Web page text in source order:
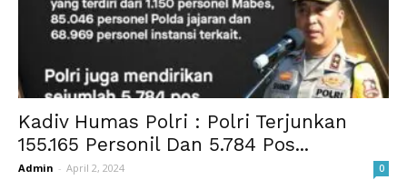
Kadiv Humas Polri : Polri Terjunkan
155.165 Personil Dan 5.784 Pos...
Admin - April 2, 2024 0